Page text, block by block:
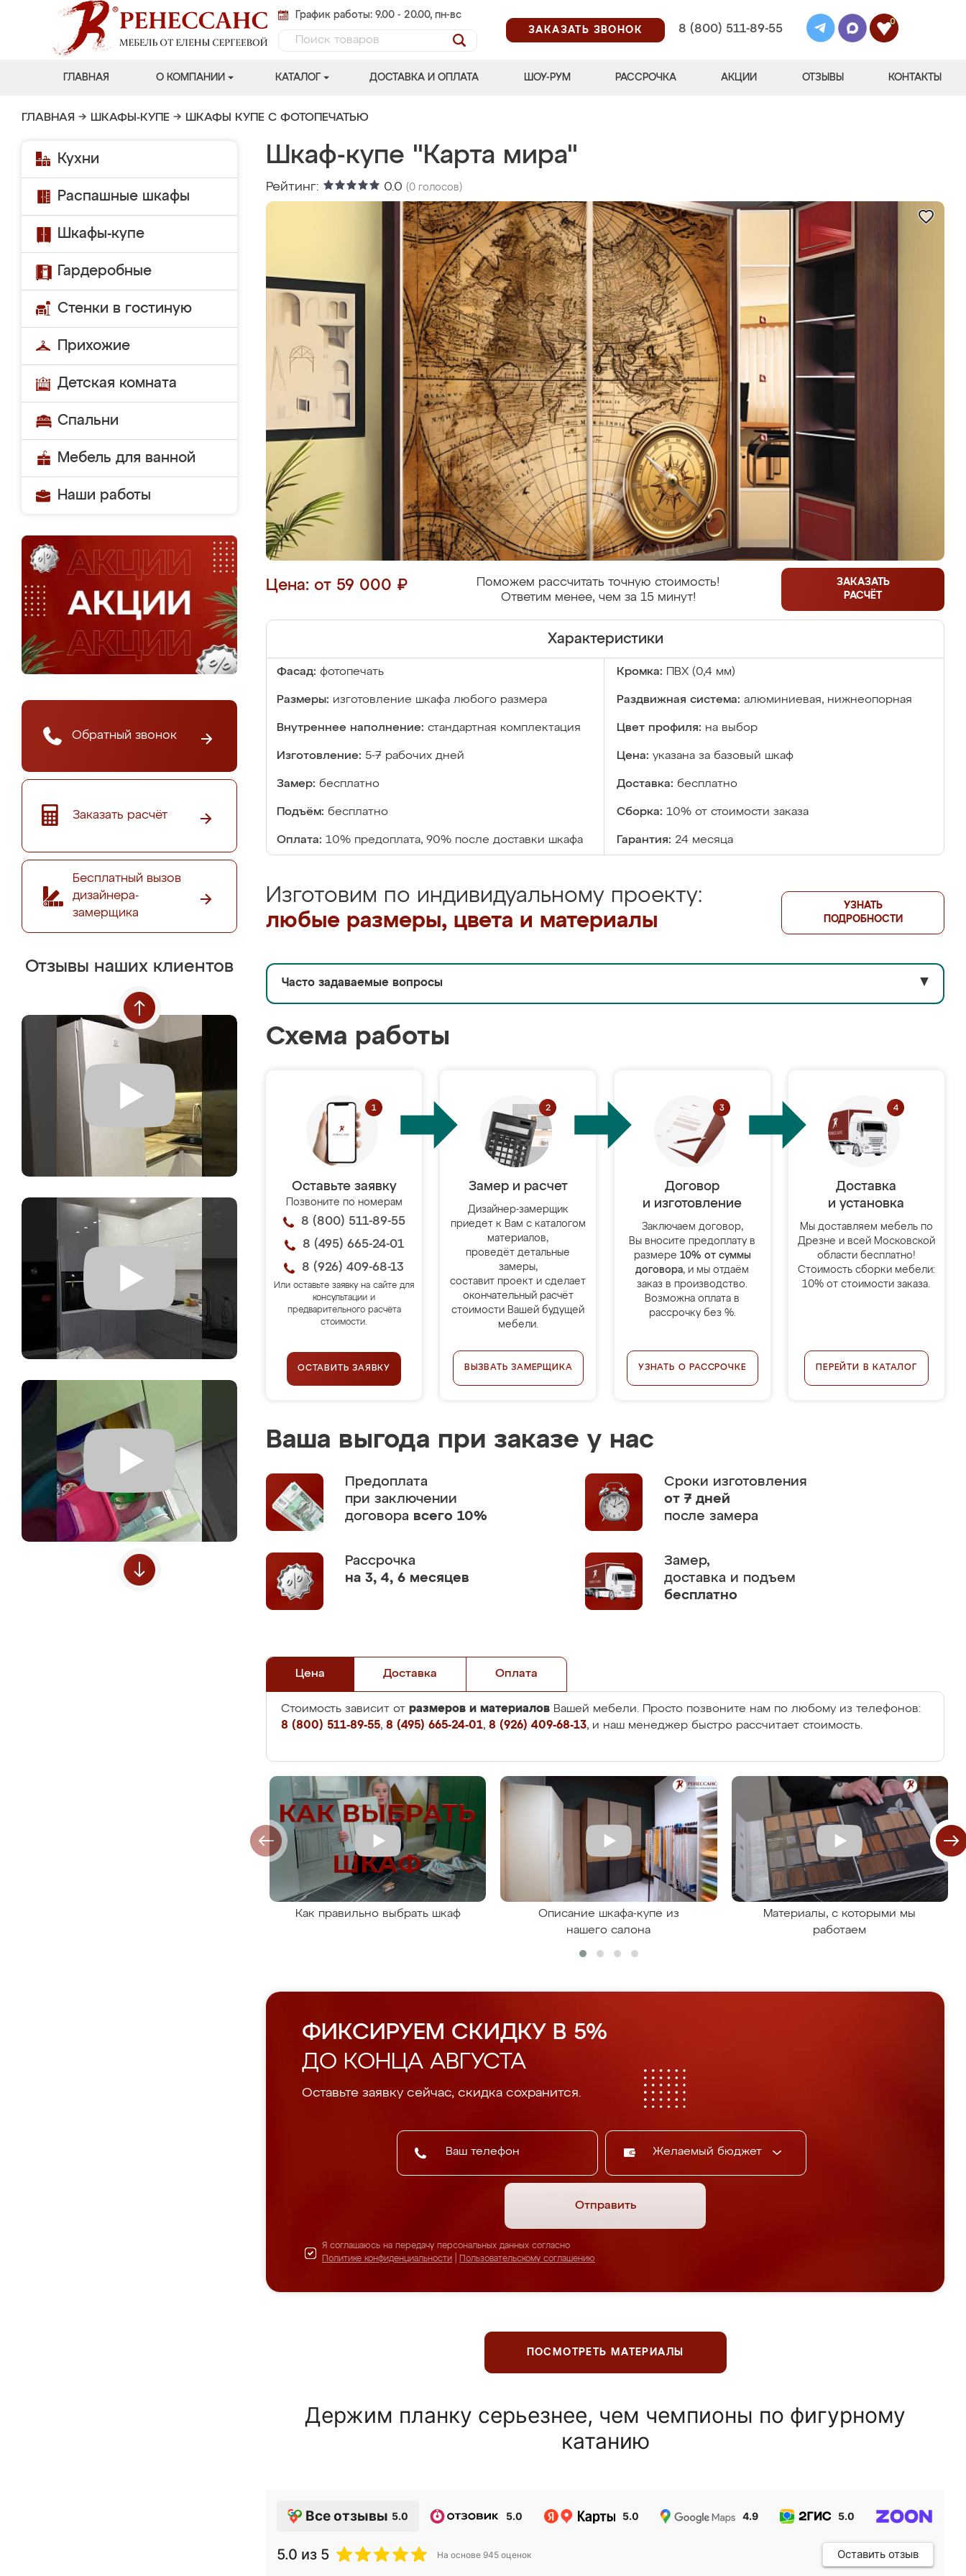
График работы: 9.00 - 20.00, пн-вс
ЗАКАЗАТЬ ЗВОНОК
8 (800) 511-89-55
0
ГЛАВНАЯ О КОМПАНИИ КАТАЛОГ ДОСТАВКА И ОПЛАТА ШОУ-РУМ РАССРОЧКА АКЦИИ ОТЗЫВЫ КОНТАКТЫ
ГЛАВНАЯ → ШКАФЫ-КУПЕ → ШКАФЫ КУПЕ С ФОТОПЕЧАТЬЮ
Кухни
Распашные шкафы
Шкафы-купе
Гардеробные
Стенки в гостиную
Прихожие
Детская комната
Спальни
Мебель для ванной
Наши работы
Обратный звонок
Заказать расчёт
Бесплатный вызов
дизайнера-
замерщика
Отзывы наших клиентов
Шкаф-купе "Карта мира"
Рейтинг: 0.0 (0 голосов)
Цена: от 59 000 ₽
Поможем рассчитать точную стоимость!
Ответим менее, чем за 15 минут!
ЗАКАЗАТЬ
РАСЧЁТ
Характеристики
Фасад: фотопечать Кромка: ПВХ (0,4 мм)
Размеры: изготовление шкафа любого размера Раздвижная система: алюминиевая, нижнеопорная
Внутреннее наполнение: стандартная комплектация Цвет профиля: на выбор
Изготовление: 5-7 рабочих дней Цена: указана за базовый шкаф
Замер: бесплатно Доставка: бесплатно
Подъём: бесплатно Сборка: 10% от стоимости заказа
Оплата: 10% предоплата, 90% после доставки шкафа Гарантия: 24 месяца
Изготовим по индивидуальному проекту:
любые размеры, цвета и материалы
УЗНАТЬ
ПОДРОБНОСТИ
Часто задаваемые вопросы ▼
Схема работы
Оставьте заявку
Позвоните по номерам
8 (800) 511-89-55
8 (495) 665-24-01
8 (926) 409-68-13
Или оставьте заявку на сайте для
консультации и
предварительного расчёта
стоимости.
ОСТАВИТЬ ЗАЯВКУ
Замер и расчет
Дизайнер-замерщик
приедет к Вам с каталогом
материалов,
проведёт детальные
замеры,
составит проект и сделает
окончательный расчёт
стоимости Вашей будущей
мебели.
ВЫЗВАТЬ ЗАМЕРЩИКА
Договор
и изготовление
Заключаем договор,
Вы вносите предоплату в
размере 10% от суммы
договора, и мы отдаём
заказ в производство.
Возможна оплата в
рассрочку без %.
УЗНАТЬ О РАССРОЧКЕ
Доставка
и установка
Мы доставляем мебель по
Дрезне и всей Московской
области бесплатно!
Стоимость сборки мебели:
10% от стоимости заказа.
ПЕРЕЙТИ В КАТАЛОГ
Ваша выгода при заказе у нас
Предоплата
при заключении
договора всего 10%
Сроки изготовления
от 7 дней
после замера
Рассрочка
на 3, 4, 6 месяцев
Замер,
доставка и подъем
бесплатно
Цена Доставка Оплата
Стоимость зависит от размеров и материалов Вашей мебели. Просто позвоните нам по любому из телефонов:
8 (800) 511-89-55, 8 (495) 665-24-01, 8 (926) 409-68-13, и наш менеджер быстро рассчитает стоимость.
Как правильно выбрать шкаф
Описание шкафа-купе из
нашего салона
Материалы, с которыми мы
работаем
ФИКСИРУЕМ СКИДКУ В 5%
ДО КОНЦА АВГУСТА
Оставьте заявку сейчас, скидка сохранится.
Желаемый бюджет
Отправить
Я соглашаюсь на передачу персональных данных согласно
Политике конфиденциальности
Пользовательскому соглашению
ПОСМОТРЕТЬ МАТЕРИАЛЫ
Держим планку серьезнее, чем чемпионы по фигурному
катанию
Все отзывы 5.0 5.0 5.0 4.9 5.0
5.0 из 5 На основе 945 оценок Оставить отзыв